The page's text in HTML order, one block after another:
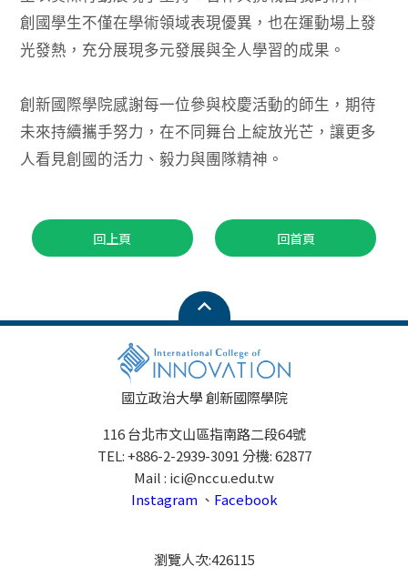
創國學生不僅在學術領域表現優異，也在運動場上發
光發熱，充分展現多元發展與全人學習的成果。
創新國際學院感謝每一位參與校慶活動的師生，期待
未來持續攜手努力，在不同舞台上綻放光芒，讓更多
人看見創國的活力、毅力與團隊精神。
回上頁 回首頁
國立政治大學 創新國際學院
116 台北市文山區指南路二段64號
TEL: +886-2-2939-3091 分機: 62877
Mail : ici@nccu.edu.tw
Instagram、 Facebook
瀏覽人次:426115